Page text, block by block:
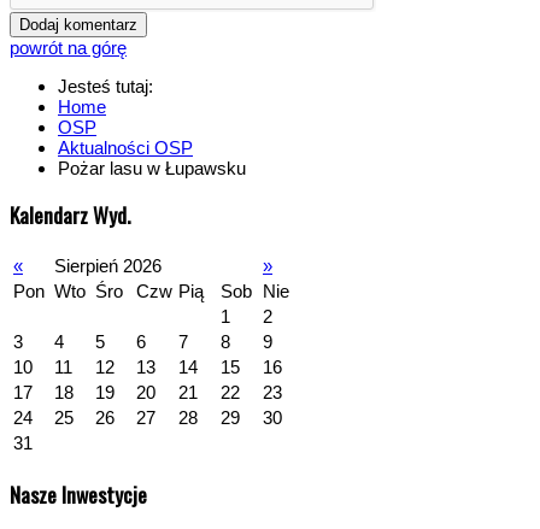
powrót na górę
Jesteś tutaj:
Home
OSP
Aktualności OSP
Pożar lasu w Łupawsku
Kalendarz Wyd.
« Sierpień 2026
»
Pon Wto Śro Czw Pią Sob Nie
1
2
3
4 5 6 7 8
9
10
11 12 13 14 15
16
17
18 19 20 21 22
23
24
25 26 27 28 29
30
31
Nasze Inwestycje